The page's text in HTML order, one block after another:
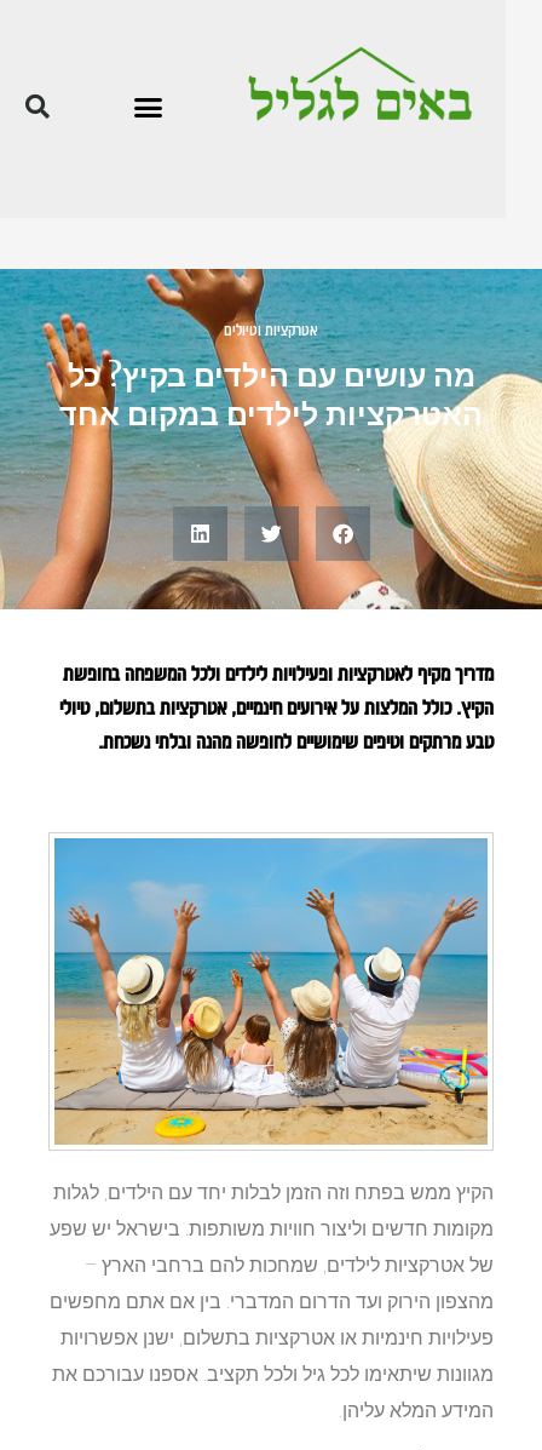
אטרקציות וטיולים
מה עושים עם הילדים בקיץ? כל
האטרקציות לילדים במקום אחד
מדריך מקיף לאטרקציות ופעילויות לילדים ולכל המשפחה בחופשת
הקיץ. כולל המלצות על אירועים חינמיים, אטרקציות בתשלום, טיולי
טבע מרתקים וטיפים שימושיים לחופשה מהנה ובלתי נשכחת.
הקיץ ממש בפתח וזה הזמן לבלות יחד עם הילדים, לגלות
מקומות חדשים וליצור חוויות משותפות. בישראל יש שפע
של אטרקציות לילדים, שמחכות להם ברחבי הארץ –
מהצפון הירוק ועד הדרום המדברי. בין אם אתם מחפשים
פעילויות חינמיות או אטרקציות בתשלום, ישנן אפשרויות
מגוונות שיתאימו לכל גיל ולכל תקציב. אספנו עבורכם את
המידע המלא עליהן.​